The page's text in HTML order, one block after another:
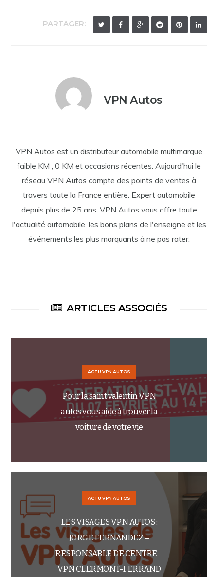
PARTAGER:
VPN Autos
VPN Autos est un distributeur automobile multimarque
faible KM , 0 KM et occasions récentes. Aujourd'hui le
réseau VPN Autos compte des points de ventes à
travers toute la France entière. Expert automobile
depuis plus de 25 ans, VPN Autos vous offre toute
l'actualité automobile, les bons plans de l'enseigne et les
événements les plus marquants à ne pas rater.
ARTICLES ASSOCIÉS
ACTU VPN AUTOS
Pour la saint valentin VPN
autos vous aide à trouver la
voiture de votre vie
ACTU VPN AUTOS
LES VISAGES VPN AUTOS :
JORGE FERNANDEZ –
RESPONSABLE DE CENTRE –
VPN CLERMONT-FERRAND